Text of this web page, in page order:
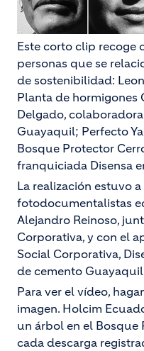
Este corto clip recoge
personas que se
de sostenibilidad:
Planta de hormigones
Delgado,
Guayaquil; Perfecto
Bosque Protector
franquiciada Disensa
La realización estuvo
fotodocumentalistas
Alejandro Reinoso,
Corporativa, y con el
Social Corporativa,
de cemento
Para ver el vídeo,
imagen. Holcim
un árbol en el Bosque
cada descarga